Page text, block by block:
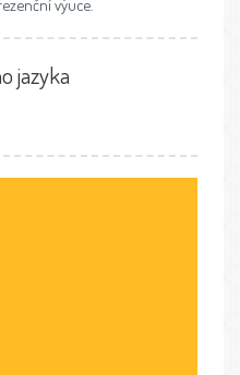
výuce.
jazyka